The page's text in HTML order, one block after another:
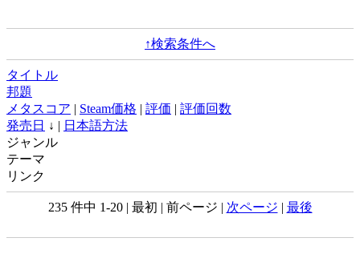
↑検索条件へ
タイトル
邦題
メタスコア | Steam価格 | 評価 | 評価回数
発売日 ↓ | 日本語方法
ジャンル
テーマ
リンク
235 件中 1-20 | 最初 | 前ページ | 次ページ | 最後